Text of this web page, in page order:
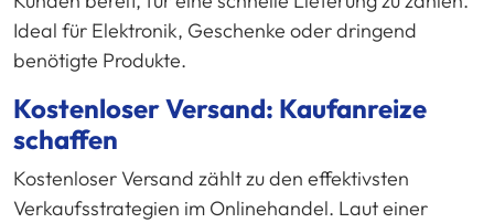
Ideal für Elektronik, Geschenke oder dringend
benötigte Produkte.
Kostenloser Versand: Kaufanreize
schaffen
Kostenloser Versand zählt zu den effektivsten
Verkaufsstrategien im Onlinehandel. Laut einer